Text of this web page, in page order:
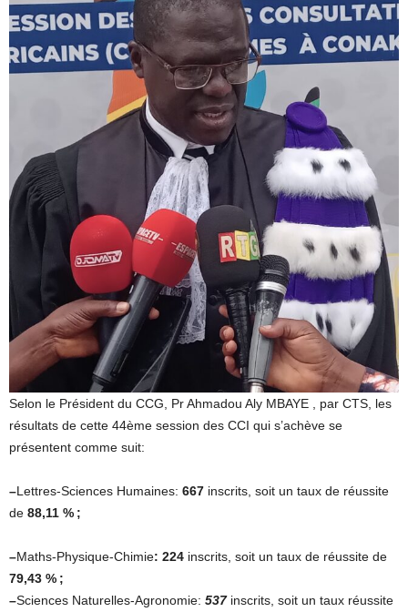
Selon le Président du CCG, Pr Ahmadou Aly MBAYE , par CTS, les
résultats de cette 44ème session des CCI qui s’achève se
présentent comme suit:
–Lettres-Sciences Humaines: 667 inscrits, soit un taux de réussite
de 88,11 % ;
–Maths-Physique-Chimie: 224 inscrits, soit un taux de réussite de
79,43 % ;
–Sciences Naturelles-Agronomie: 537inscrits, soit un taux réussite